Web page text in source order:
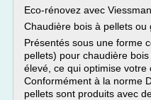
Eco-rénovez avec
Chaudière bois à pellets ou
Présentés sous une forme
pellets) pour chaudière
élevé, ce qui optimise votre
Conformément à la norme
pellets sont produits avec